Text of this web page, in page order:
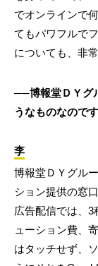
でオンラインで
てもパワフルで
についても、非
──博報堂ＤＹグ
うなものなのです
李
博報堂ＤＹグル
ション提供の窓
広告配信では、3
ューション費、
はタッチせず、